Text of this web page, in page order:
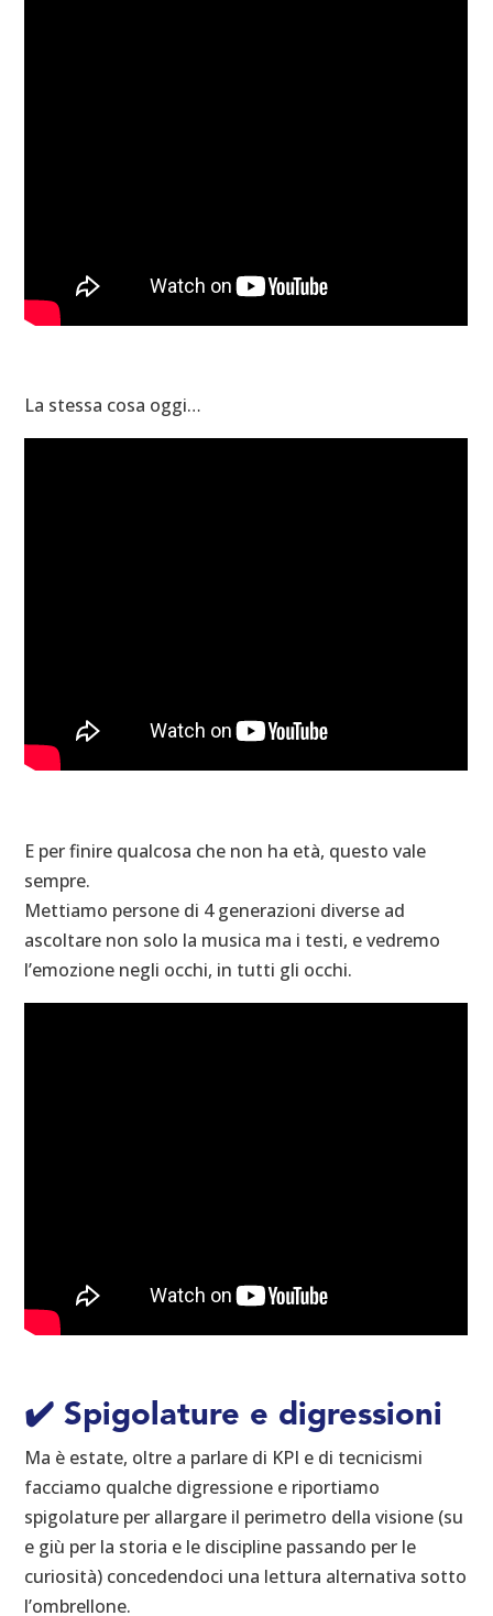
La stessa cosa oggi…
E per finire qualcosa che non ha età, questo vale
sempre.
Mettiamo persone di 4 generazioni diverse ad
ascoltare non solo la musica ma i testi, e vedremo
l’emozione negli occhi, in tutti gli occhi.
✔️Spigolature e digressioni
Ma è estate, oltre a parlare di KPI e di tecnicismi
facciamo qualche digressione e riportiamo
spigolature per allargare il perimetro della visione (su
e giù per la storia e le discipline passando per le
curiosità) concedendoci una lettura alternativa sotto
l’ombrellone.